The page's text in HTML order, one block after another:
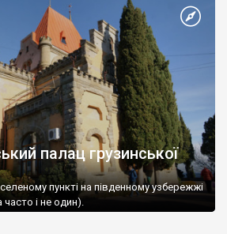
палац грузинської
пункті на південному узбережжі
часто і не один).